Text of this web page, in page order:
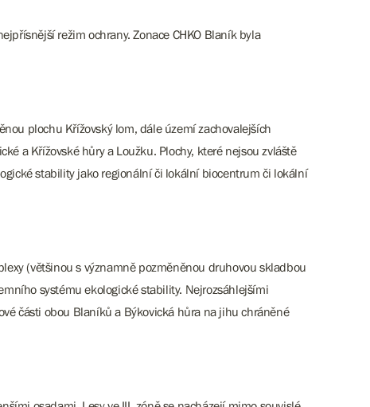
režim ochrany. Zonace CHKO Blaník byla
plochu Křížovský lom, dále území zachovalejších
a Křížovské hůry a Loužku. Plochy, které nejsou zvláště
stability jako regionální či lokální biocentrum či lokální
(většinou s významně pozměněnou druhovou skladbou
systému ekologické stability. Nejrozsáhlejšími
části obou Blaníků a Býkovická hůra na jihu chráněné